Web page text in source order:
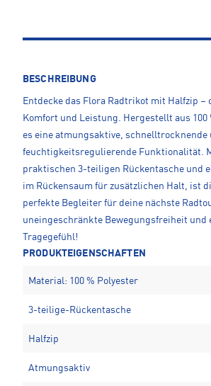
BESCHREIBUNG
Entdecke das Flora Radtrikot mit Halfzip
Komfort und Leistung. Hergestellt aus 100
es eine atmungsaktive, schnelltrocknende
feuchtigkeitsregulierende Funktionalität.
praktischen 3-teiligen Rückentasche und
im Rückensaum für zusätzlichen Halt, ist
perfekte Begleiter für deine nächste
uneingeschränkte Bewegungsfreiheit und
Tragegefühl!
PRODUKTEIGENSCHAFTEN
Material: 100 % Polyester
3-teilige-Rückentasche
Halfzip
Atmungsaktiv